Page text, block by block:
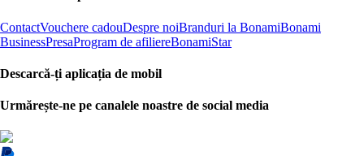
ContactVouchere cadouDespre noiBranduri la BonamiBonami
BusinessPresaProgram de afiliereBonamiStar
Descarcă-ți aplicația de mobil
Urmărește-ne pe canalele noastre de social media